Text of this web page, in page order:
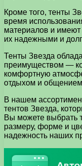
Кроме того, тенты
время
материалов и имеют
их надежными и
Тенты Звезда
преимуществом —
комфортную
отдыхом и общением
В нашем
тентов Звезда,
Вы можете выбрать
размеру, форме и
надежность наших